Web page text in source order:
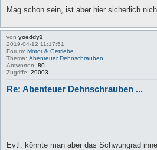
Mag schon sein, ist aber hier sicherlich
von yoeddy2
2019-04-12 11:17:51
Forum: Motor & Getriebe
Thema: Abenteuer Dehnschrauben ...
Antworten: 80
Zugriffe: 29003
Re: Abenteuer Dehnschrauben ...
Evtl. könnte man aber das Schwungrad